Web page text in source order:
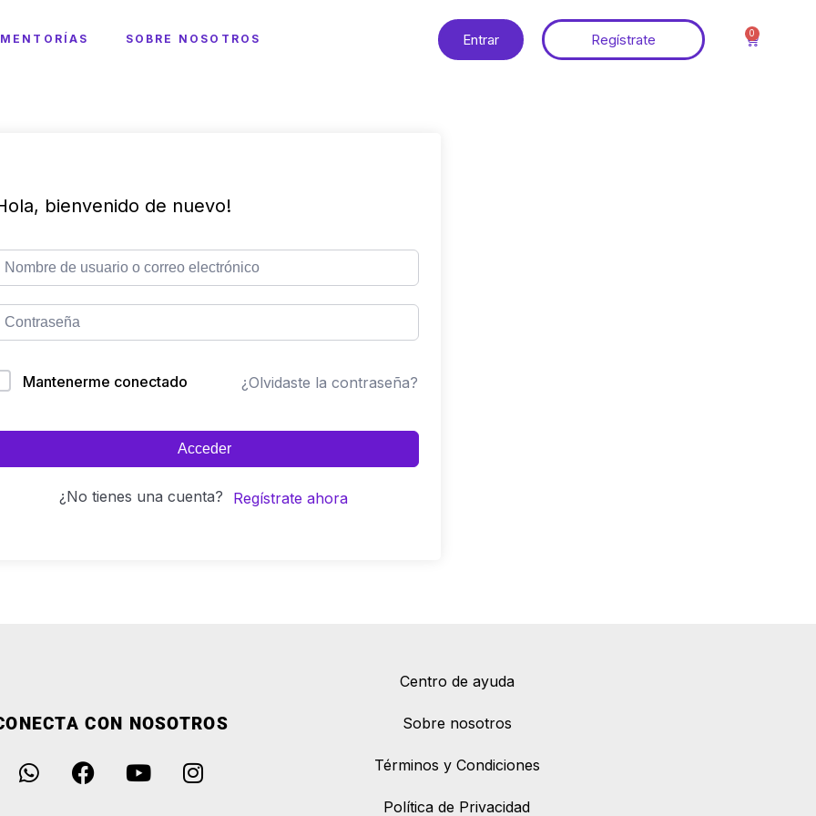
MENTORÍAS SOBRE NOSOTROS Entrar Regístrate 0
bienvenido de nuevo!
Mantenerme conectado ¿Olvidaste la contraseña?
Acceder
¿No tienes una cuenta? Regístrate ahora
CON NOSOTROS
Centro de ayuda
Sobre nosotros
Términos y Condiciones
Política de Privacidad